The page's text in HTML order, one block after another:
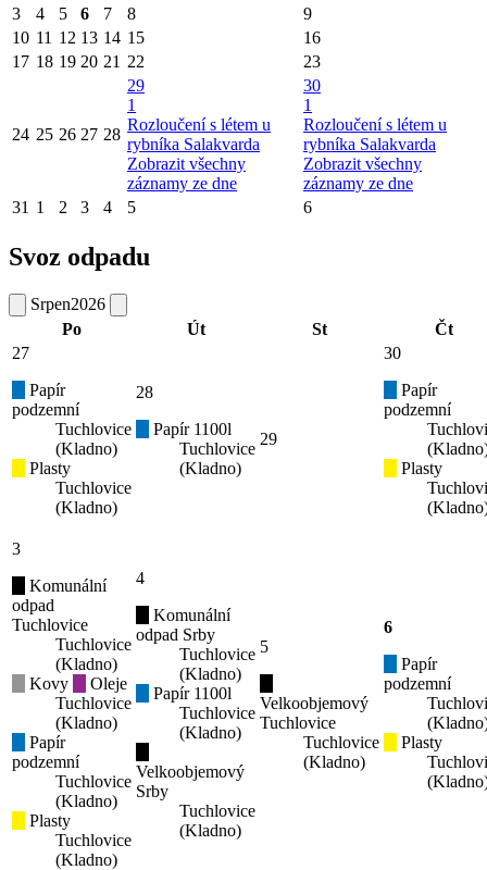
3
4 5 6 7 8
9
10 11 12 13 14 15
16
17 18 19 20 21 22 23
24 25 26 27 28
29
1
Rozloučení s létem u
rybníka Salakvarda
Zobrazit všechny
záznamy ze dne
30
1
Rozloučení s létem u
rybníka Salakvarda
Zobrazit všechny
záznamy ze dne
31 1 2 3 4 5 6
Svoz odpadu
Srpen2026
Po
Út St
Čt
27
Papír
podzemní
Tuchlovice
(Kladno)
Plasty
Tuchlovice
(Kladno)
28
Papír 1100l
Tuchlovice
(Kladno)
29
30
Papír
podzemní
Plasty
3
Komunální
odpad
Tuchlovice
Tuchlovice
(Kladno)
Kovy
Oleje
Tuchlovice
(Kladno)
Papír
podzemní
Tuchlovice
(Kladno)
Plasty
Tuchlovice
(Kladno)
4
Komunální
odpad Srby
Tuchlovice
(Kladno)
Papír 1100l
Tuchlovice
(Kladno)
Velkoobjemový
Srby
Tuchlovice
(Kladno)
5
Velkoobjemový
Tuchlovice
Tuchlovice
(Kladno)
6
Papír
podzemní
Plasty